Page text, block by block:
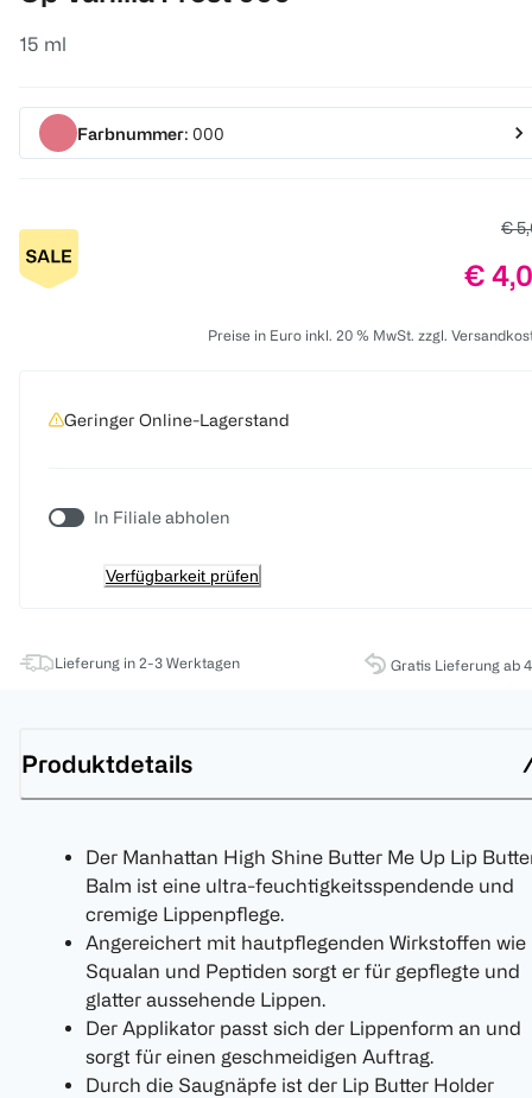
15 ml
Farbnummer: 000
€
€
Preise in Euro inkl. 20 % MwSt. zzgl.
Geringer Online-Lagerstand
In Filiale abholen
Verfügbarkeit prüfen
Lieferung in 2-3 Werktagen Gratis Lieferung ab
Produktdetails
Der Manhattan High Shine Butter Me Up Lip
Balm ist eine ultra-feuchtigkeitsspendende und
cremige Lippenpflege.
Angereichert mit hautpflegenden Wirkstoffen wie
Squalan und Peptiden sorgt er für gepflegte und
glatter aussehende Lippen.
Der Applikator passt sich der Lippenform an und
sorgt für einen geschmeidigen Auftrag.
Durch die Saugnäpfe ist der Lip Butter Holder